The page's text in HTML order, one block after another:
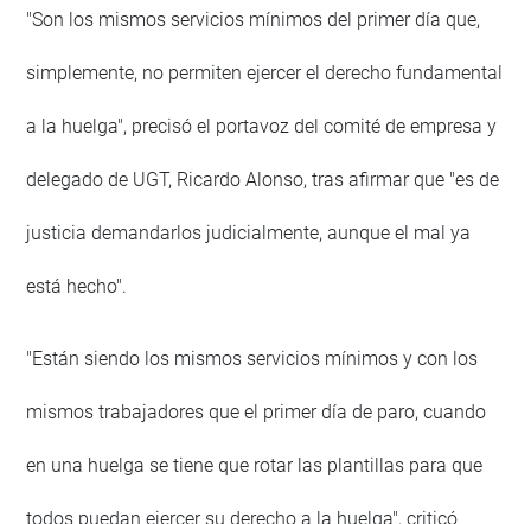
"Son los mismos servicios mínimos del primer día que,
simplemente, no permiten ejercer el derecho fundamental
a la huelga", precisó el portavoz del comité de empresa y
delegado de UGT, Ricardo Alonso, tras afirmar que "es de
justicia demandarlos judicialmente, aunque el mal ya
está hecho".
"Están siendo los mismos servicios mínimos y con los
mismos trabajadores que el primer día de paro, cuando
en una huelga se tiene que rotar las plantillas para que
todos puedan ejercer su derecho a la huelga", criticó